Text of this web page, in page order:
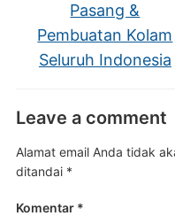
Pasang &
Pembuatan Kolam
Seluruh Indonesia
Leave a comment
Alamat email Anda tidak
ditandai *
Komentar *